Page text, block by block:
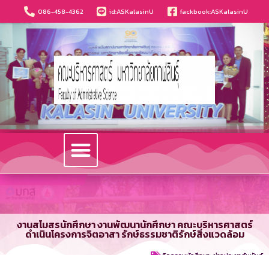
086-458-4362 id:ASKalasinU fackbook:ASKalasinU
งานสโมสรนักศึกษา งานพัฒนานักศึกษา คณะบริหารศาสตร์
ดำเนินโครงการจิตอาสา รักษ์ธรรมชาติรักษ์สิ่งแวดล้อม